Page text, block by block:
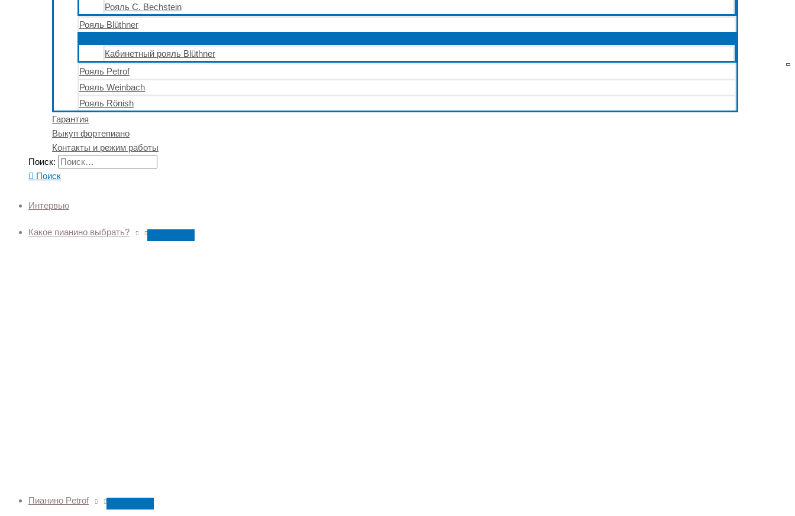
Рояль C. Bechstein
Рояль Blüthner
Кабинетный рояль Blüthner
Рояль Petrof
Рояль Weinbach
Рояль Rönish
Гарантия
Выкуп фортепиано
Контакты и режим работы
Поиск:
Поиск
Интервью
Какое пианино выбрать?
Пианино Petrof